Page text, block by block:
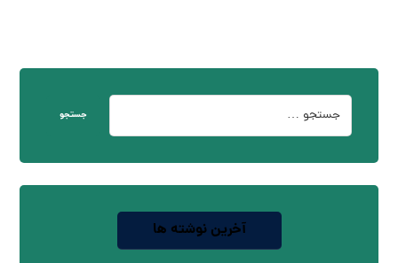
جستجو
آخرین نوشته ها